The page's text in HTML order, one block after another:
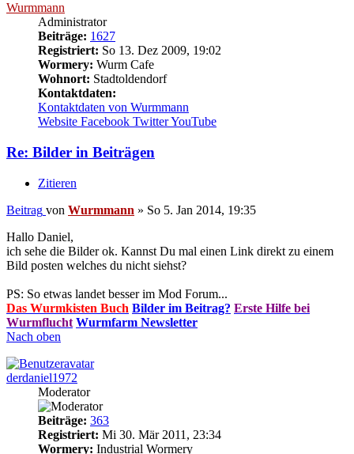
Wurmmann
Administrator
Beiträge: 1627
Registriert: So 13. Dez 2009, 19:02
Wormery: Wurm Cafe
Wohnort: Stadtoldendorf
Kontaktdaten:
Kontaktdaten von Wurmmann
Website Facebook TwitterYouTube
Re: Bilder in Beiträgen
Zitieren
Beitrag von Wurmmann » So 5. Jan 2014, 19:35
Hallo Daniel,
ich sehe die Bilder ok. Kannst Du mal einen Link direkt zu einem
Bild posten welches du nicht siehst?
PS: So etwas landet besser im Mod Forum...
Das Wurmkisten Buch Bilder im Beitrag? Erste Hilfe bei
Wurmflucht Wurmfarm Newsletter
Nach oben
derdaniel1972
Moderator
Beiträge: 363
Registriert: Mi 30. Mär 2011, 23:34
Wormery: Industrial Wormery